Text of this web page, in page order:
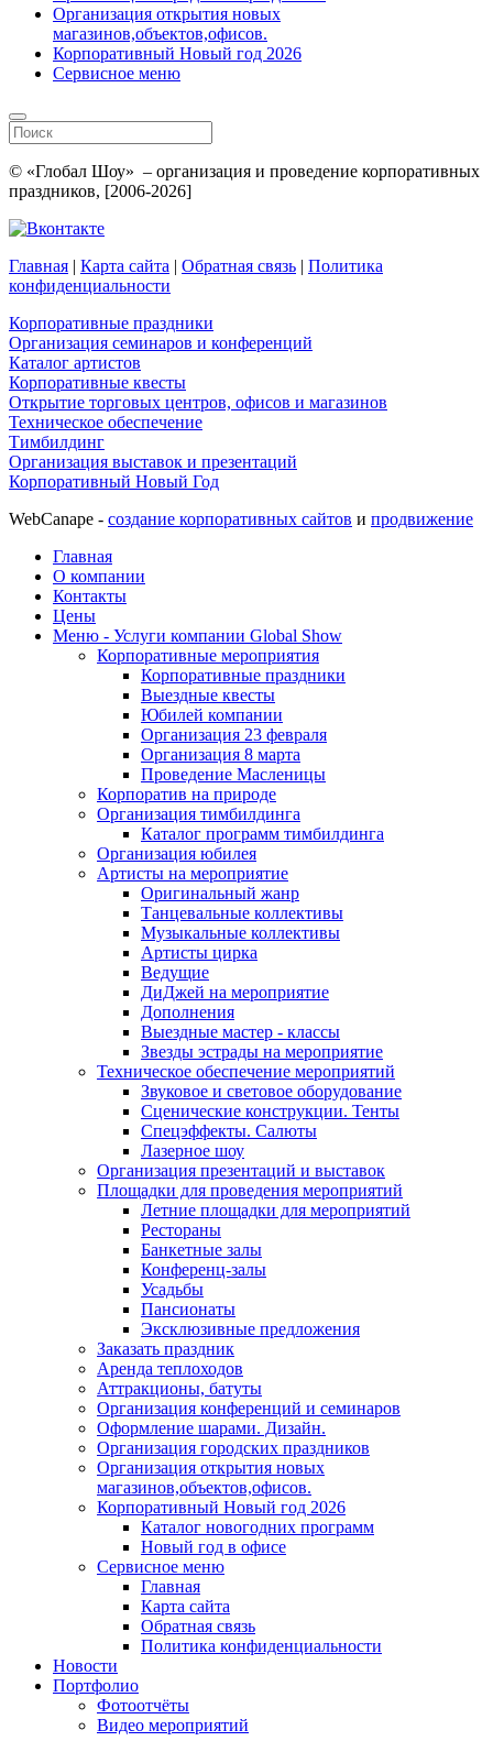
Организация открытия новых
магазинов,объектов,офисов.
Корпоративный Новый год 2026
Сервисное меню
© «Глобал Шоу» – организация и проведение корпоративных
праздников, [2006-2026]
Главная | Карта сайта | Обратная связь | Политика
конфиденциальности
Корпоративные праздники
Организация семинаров и конференций
Каталог артистов
Корпоративные квесты
Открытие торговых центров, офисов и магазинов
Техническое обеспечение
Тимбилдинг
Организация выставок и презентаций
Корпоративный Новый Год
WebCanape - создание корпоративных сайтов и продвижение
Главная
О компании
Контакты
Цены
Меню - Услуги компании Global Show
Корпоративные мероприятия
Корпоративные праздники
Выездные квесты
Юбилей компании
Организация 23 февраля
Организация 8 марта
Проведение Масленицы
Корпоратив на природе
Организация тимбилдинга
Каталог программ тимбилдинга
Организация юбилея
Артисты на мероприятие
Оригинальный жанр
Танцевальные коллективы
Музыкальные коллективы
Артисты цирка
Ведущие
ДиДжей на мероприятие
Дополнения
Выездные мастер - классы
Звезды эстрады на мероприятие
Техническое обеспечение мероприятий
Звуковое и световое оборудование
Сценические конструкции. Тенты
Спецэффекты. Салюты
Лазерное шоу
Организация презентаций и выставок
Площадки для проведения мероприятий
Летние площадки для мероприятий
Рестораны
Банкетные залы
Конференц-залы
Усадьбы
Пансионаты
Эксклюзивные предложения
Заказать праздник
Аренда теплоходов
Аттракционы, батуты
Организация конференций и семинаров
Оформление шарами. Дизайн.
Организация городских праздников
Организация открытия новых
магазинов,объектов,офисов.
Корпоративный Новый год 2026
Каталог новогодних программ
Новый год в офисе
Сервисное меню
Главная
Карта сайта
Обратная связь
Политика конфиденциальности
Новости
Портфолио
Фотоотчёты
Видео мероприятий